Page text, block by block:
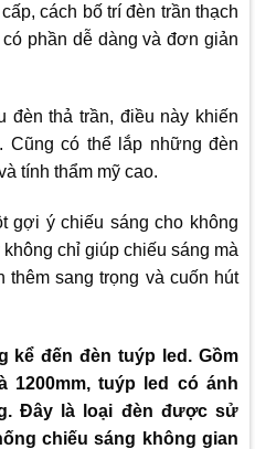
cách bố trí đèn trần thạch
phần dễ dàng và đơn giản
đèn thả trần, điều này khiến
Cũng có thể lắp những đèn
tính thẩm mỹ cao.
gợi ý chiếu sáng cho không
chỉ giúp chiếu sáng mà
thêm sang trọng và cuốn hút
kể đến đèn tuýp led. Gồm
1200mm, tuýp led có ánh
Đây là loại đèn được sử
chiếu sáng không gian